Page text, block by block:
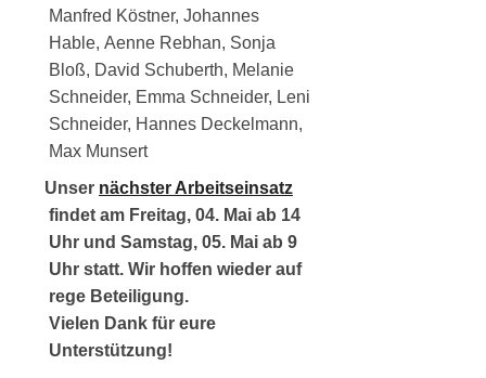
Manfred Köstner, Johannes
Hable, Aenne Rebhan, Sonja
Bloß, David Schuberth, Melanie
Schneider, Emma Schneider, Leni
Schneider, Hannes Deckelmann,
Max Munsert
Unser nächster Arbeitseinsatz
findet am Freitag, 04. Mai ab 14
Uhr und Samstag, 05. Mai ab 9
Uhr statt. Wir hoffen wieder auf
rege Beteiligung.
Vielen Dank für eure
Unterstützung!